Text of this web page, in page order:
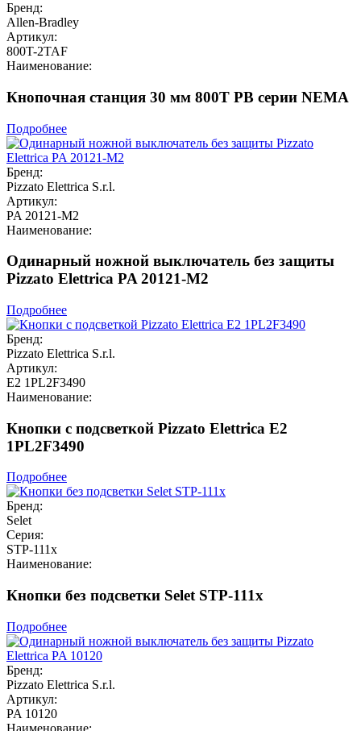
Бренд:
Allen-Bradley
Артикул:
800T-2TAF
Наименование:
Кнопочная станция 30 мм 800T PB серии NEMA
Подробнее
Бренд:
Pizzato Elettrica S.r.l.
Артикул:
PA 20121-M2
Наименование:
Одинарный ножной выключатель без защиты
Pizzato Elettrica PA 20121-M2
Подробнее
Бренд:
Pizzato Elettrica S.r.l.
Артикул:
E2 1PL2F3490
Наименование:
Кнопки с подсветкой Pizzato Elettrica E2
1PL2F3490
Подробнее
Бренд:
Selet
Серия:
STP-111x
Наименование:
Кнопки без подсветки Selet STP-111x
Подробнее
Бренд:
Pizzato Elettrica S.r.l.
Артикул:
PA 10120
Наименование: